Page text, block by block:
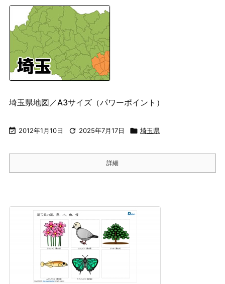
埼玉県地図／A3サイズ（パワーポイント）
 2012年1月10日  2025年7月17日  埼玉県
詳細